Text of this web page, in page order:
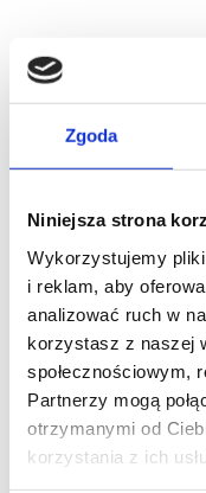
Zgoda
Niniejsza strona
Wykorzystujemy
i reklam, aby
analizować ruch w
korzystasz z naszej
społecznościowym,
Partnerzy mogą
otrzymanymi od
korzystania z ich
Objawy
stawów
Typowymi
zaczerwieniona, a
Pacjenci mogą
zależności od
skórze. Mają one
Obecne są także
gorączkę z
zapalenia